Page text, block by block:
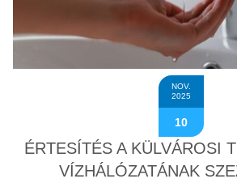
NOV.
2025
10
ÉRTESÍTÉS A KÜLVÁROSI
VÍZHÁLÓZATÁNAK